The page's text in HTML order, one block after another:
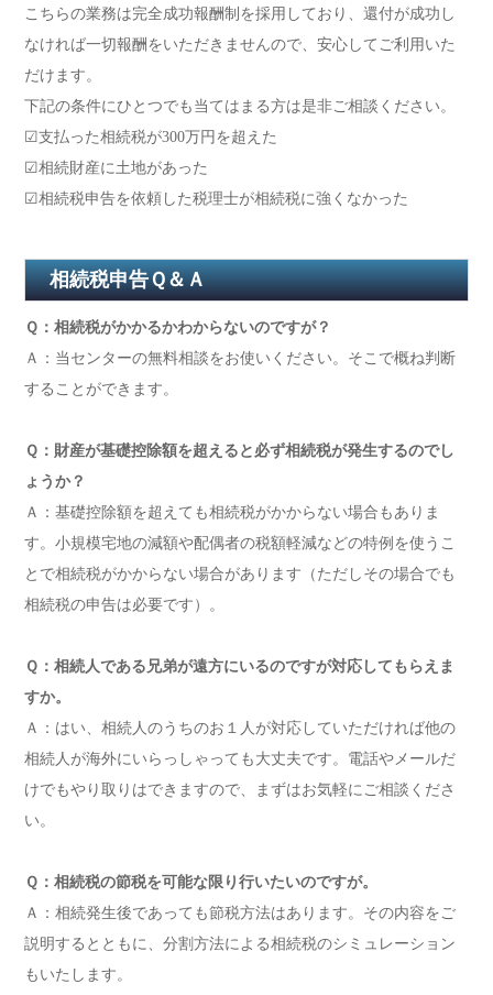
こちらの業務は完全成功報酬制を採用しており、還付が成功し
なければ一切報酬をいただきませんので、安心してご利用いた
だけます。
下記の条件にひとつでも当てはまる方は是非ご相談ください。
☑支払った相続税が300万円を超えた
☑相続財産に土地があった
☑相続税申告を依頼した税理士が相続税に強くなかった
相続税申告Ｑ＆Ａ
Ｑ：相続税がかかるかわからないのですが？
Ａ：当センターの無料相談をお使いください。そこで概ね判断
することができます。
Ｑ：財産が基礎控除額を超えると必ず相続税が発生するのでし
ょうか？
Ａ：基礎控除額を超えても相続税がかからない場合もありま
す。小規模宅地の減額や配偶者の税額軽減などの特例を使うこ
とで相続税がかからない場合があります（ただしその場合でも
相続税の申告は必要です）。
Ｑ：相続人である兄弟が遠方にいるのですが対応してもらえま
すか。
Ａ：はい、相続人のうちのお１人が対応していただければ他の
相続人が海外にいらっしゃっても大丈夫です。電話やメールだ
けでもやり取りはできますので、まずはお気軽にご相談くださ
い。
Ｑ：相続税の節税を可能な限り行いたいのですが。
Ａ：相続発生後であっても節税方法はあります。その内容をご
説明するとともに、分割方法による相続税のシミュレーション
もいたします。